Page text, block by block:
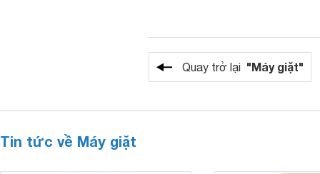
Quay trở lại "Máy giặt"
Tin tức về Máy giặt